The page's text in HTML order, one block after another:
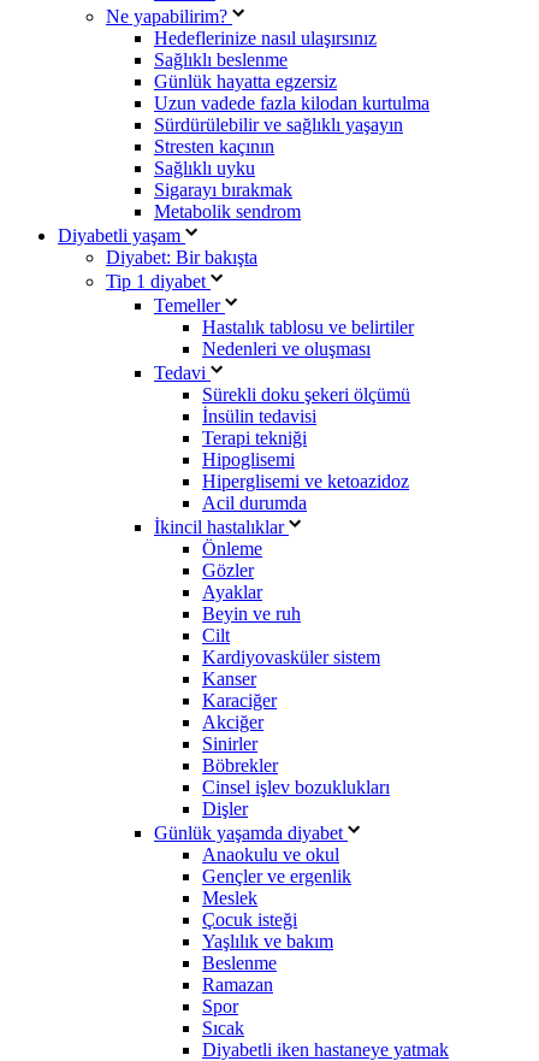
Ne yapabilirim?
Hedeflerinize nasıl ulaşırsınız
Sağlıklı beslenme
Günlük hayatta egzersiz
Uzun vadede fazla kilodan kurtulma
Sürdürülebilir ve sağlıklı yaşayın
Stresten kaçının
Sağlıklı uyku
Sigarayı bırakmak
Metabolik sendrom
Diyabetli yaşam
Diyabet: Bir bakışta
Tip 1 diyabet
Temeller
Hastalık tablosu ve belirtiler
Nedenleri ve oluşması
Tedavi
Sürekli doku şekeri ölçümü
İnsülin tedavisi
Terapi tekniği
Hipoglisemi
Hiperglisemi ve ketoazidoz
Acil durumda
İkincil hastalıklar
Önleme
Gözler
Ayaklar
Beyin ve ruh
Cilt
Kardiyovasküler sistem
Kanser
Karaciğer
Akciğer
Sinirler
Böbrekler
Cinsel işlev bozuklukları
Dişler
Günlük yaşamda diyabet
Anaokulu ve okul
Gençler ve ergenlik
Meslek
Çocuk isteği
Yaşlılık ve bakım
Beslenme
Ramazan
Spor
Sıcak
Diyabetli iken hastaneye yatmak